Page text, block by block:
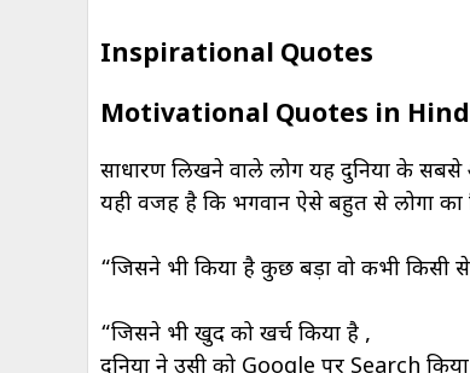
Inspirational Quotes
Motivational Quotes in Hindi
साधारण लिखने वाले लोग यह दुनिया के सबसे
यही वजह है कि भगवान ऐसे बहुत से लोगों का
“जिसने भी किया है कुछ बड़ा वो कभी किसी से
“जिसने भी खुद को खर्च किया है ,